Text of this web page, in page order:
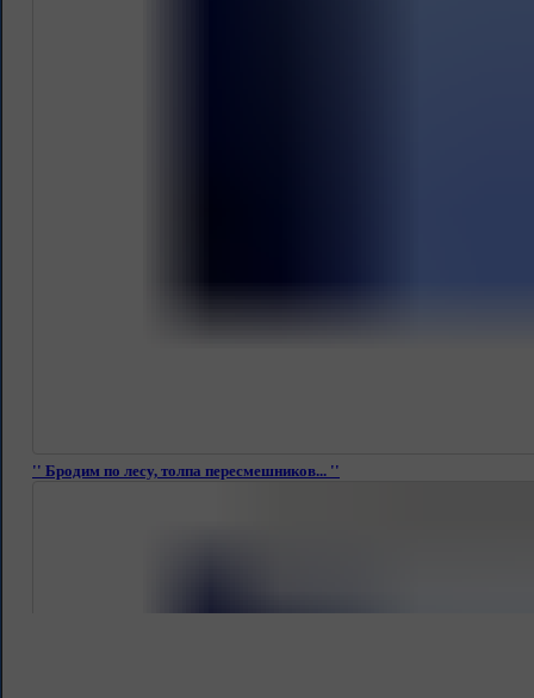
'' Бродим по лесу, толпа пересмешников... ''